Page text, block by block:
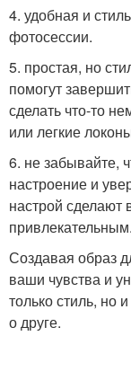
4. удобная и
фотосессии.
5. простая, но
помогут
сделать что-то
или легкие
6. не забывайте,
настроение и
настрой
привлекательным.
Создавая образ
ваши чувства и
только стиль, но
о друге.